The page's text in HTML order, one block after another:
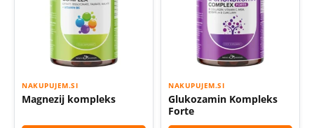
NAKUPUJEM.SI
Magnezij kompleks
NAKUPUJEM.SI
Glukozamin Kompleks
Forte